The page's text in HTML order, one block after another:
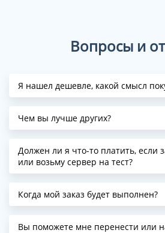
Вопросы и
Я нашел дешевле, какой смысл
Чем вы лучше других?
Должен ли я что-то платить, если
или возьму сервер на тест?
Когда мой заказ будет выполнен?
Вы поможете мне перенести или